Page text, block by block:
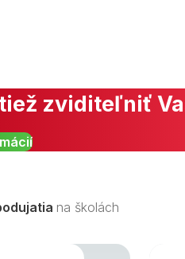
zviditeľniť
na školách